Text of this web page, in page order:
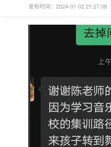
发布时间：2024-01-02